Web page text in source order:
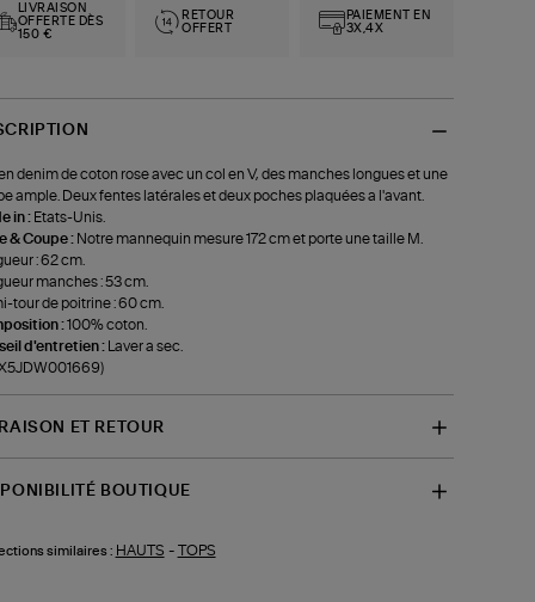
LIVRAISON
OFFERTE DÈS
150 €
RETOUR
OFFERT
PAIEMENT EN
3X,4X
denim de coton rose avec un col en V, des manches longues et une
ample. Deux fentes latérales et deux poches plaquées a l'avant.
in : Etats-Unis.
& Coupe : Notre mannequin mesure 172 cm et porte une taille M.
: 62 cm.
manches : 53 cm.
tour de poitrine : 60 cm.
:100% coton.
d'entretien :
Laver a sec.
ET RETOUR
BOUTIQUE
similaires : HAUTS - TOPS